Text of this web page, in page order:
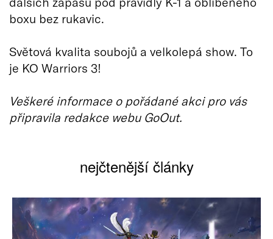
boxu bez rukavic.
Světová kvalita soubojů a velkolepá show. To
je KO Warriors 3!
Veškeré informace o pořádané akci pro vás
připravila redakce webu GoOut.
nejčtenější články